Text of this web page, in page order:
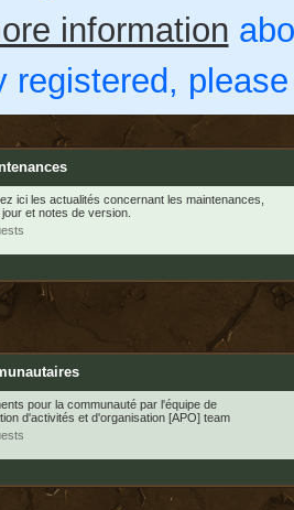
information
registered,
ici les actualités concernant les maintenances,
et notes de version.
pour la communauté par l'équipe de
d'activités et d'organisation [APO] team